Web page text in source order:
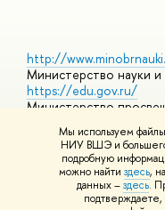
Мы используем
НИУ ВШЭ и большего
подробную
можно найти здесь,
данных –здесь.
http://
Министерство науки
https://edu.gov.ru/
Министерство
https://elearning.hse.ru/
Массовые открытые
© НИУ ВШЭ 1993–2026
использования